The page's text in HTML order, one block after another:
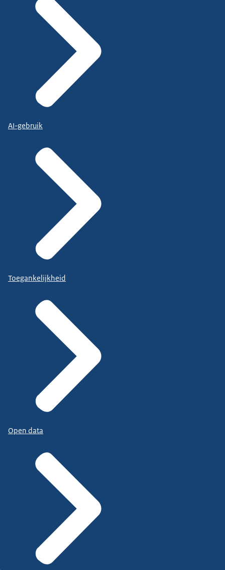
AI-gebruik
Toegankelijkheid
Open data